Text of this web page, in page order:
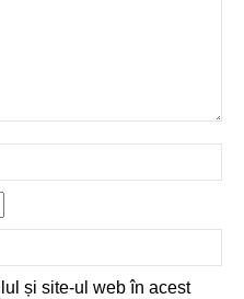
și site-ul web în acest